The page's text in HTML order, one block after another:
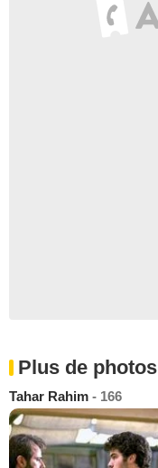
Plus de photos
Tahar Rahim - 166